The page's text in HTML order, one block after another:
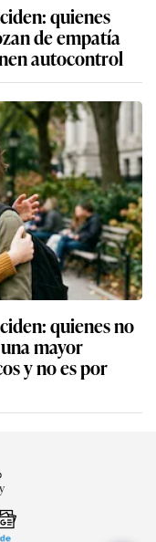
quienes
de empatía
autocontrol
quienes no
mayor
y no es por